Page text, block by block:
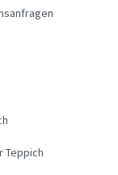
Teppich